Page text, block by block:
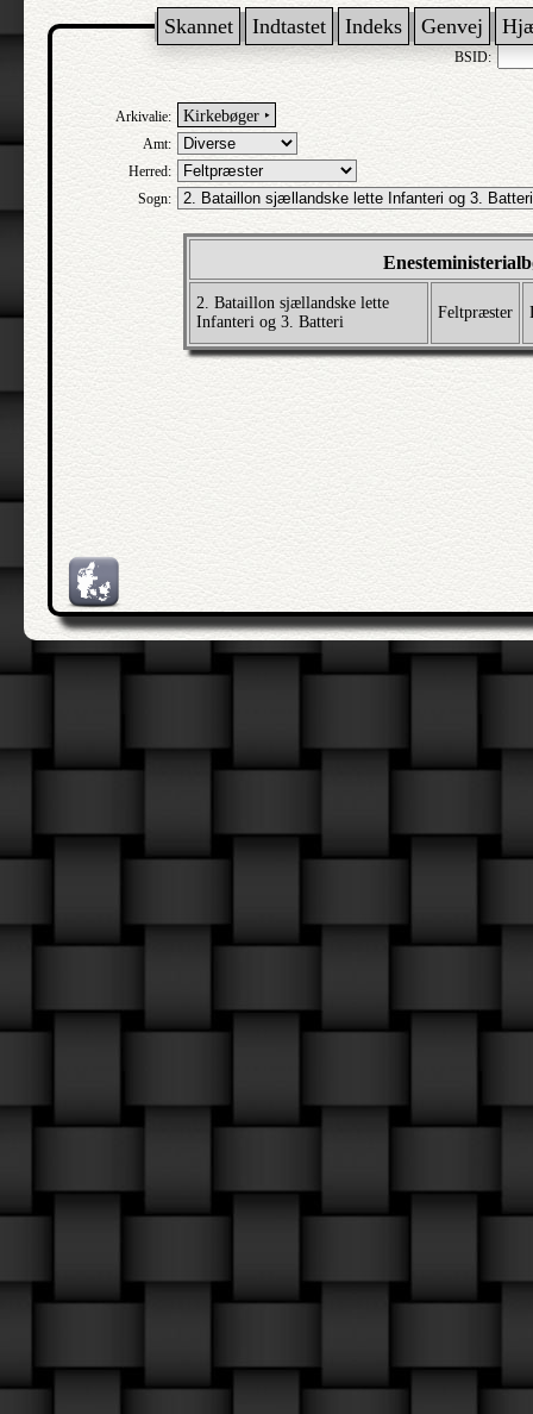
Skannet Indtastet Indeks Genvej
BSID:
Arkivalie: Kirkebøger ‣
Amt:
Herred:
Sogn:
2. Bataillon sjællandske lette
Infanteri og 3. Batteri
Feltpræster